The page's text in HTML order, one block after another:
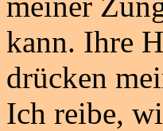
kann. Ihre
drücken
Ich reibe,